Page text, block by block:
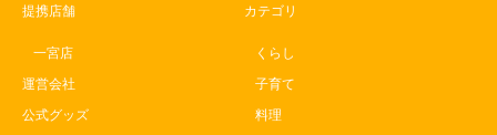
提携店舗
一宮店
運営会社
公式グッズ
カテゴリ
くらし
子育て
料理